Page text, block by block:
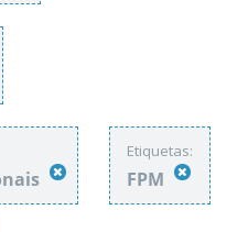
Etiquetas:
FPM